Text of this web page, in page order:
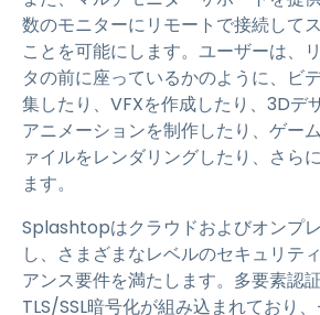
数のモニターにリモートで接続して
ことを可能にします。ユーザーは、
タの前に座っているかのように、ビ
集したり、VFXを作成したり、3Dデ
アニメーションを制作したり、ゲー
ァイルをレンダリングしたり、さら
ます。
Splashtopはクラウドおよびオンプ
し、さまざまなレベルのセキュリテ
アンス要件を満たします。多要素認
TLS/SSL暗号化が組み込まれており